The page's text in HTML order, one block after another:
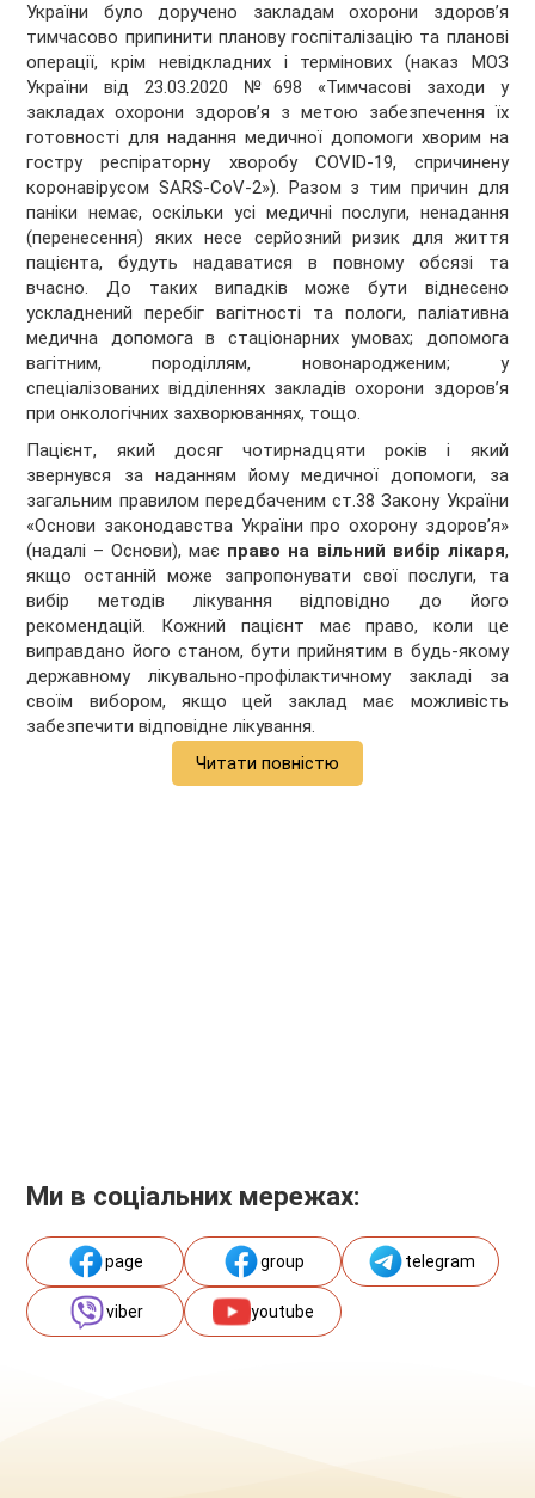
України було доручено закладам охорони здоров’я
тимчасово припинити планову госпіталізацію та планові
операції, крім невідкладних і термінових (наказ МОЗ
України від 23.03.2020 №698 «Тимчасові заходи у
закладах охорони здоров’я з метою забезпечення їх
готовності для надання медичної допомоги хворим на
гостру респіраторну хворобу COVID-19, спричинену
коронавірусом SARS-CoV-2»). Разом з тим причин для
паніки немає, оскільки усі медичні послуги, ненадання
(перенесення) яких несе серйозний ризик для життя
пацієнта, будуть надаватися в повному обсязі та
вчасно. До таких випадків може бути віднесено
ускладнений перебіг вагітності та пологи, паліативна
медична допомога в стаціонарних умовах; допомога
вагітним, породіллям, новонародженим; у
спеціалізованих відділеннях закладів охорони здоров’я
при онкологічних захворюваннях, тощо.
Пацієнт, який досяг чотирнадцяти років і який
звернувся за наданням йому медичної допомоги, за
загальним правилом передбаченим ст.38 Закону України
«Основи законодавства України про охорону здоров’я»
(надалі – Основи), має право на вільний вибір лікаря,
якщо останній може запропонувати свої послуги, та
вибір методів лікування відповідно до його
рекомендацій. Кожний пацієнт має право, коли це
виправдано його станом, бути прийнятим в будь-якому
державному лікувально-профілактичному закладі за
своїм вибором, якщо цей заклад має можливість
забезпечити відповідне лікування.
Читати повністю
Ми в соціальних мережах:
page group telegram
viber youtube